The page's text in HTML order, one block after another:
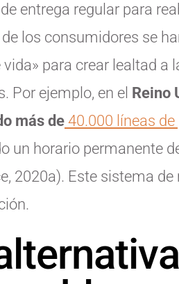
entrega regular para
los consumidores se
vida» para crear lealtad a
Por ejemplo, en el Reino
más de 40.000 líneas
un horario permanente
2020a). Este sistema